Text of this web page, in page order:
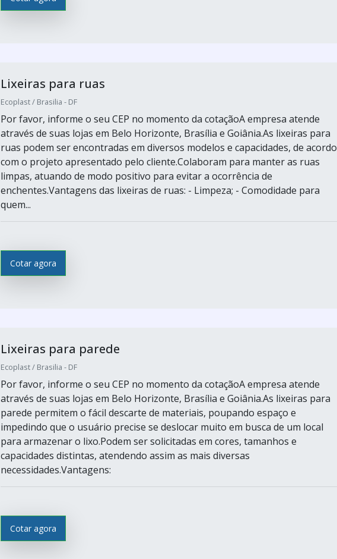
Lixeiras para ruas
Ecoplast / Brasilia - DF
Por favor, informe o seu CEP no momento da cotaçãoA empresa atende
através de suas lojas em Belo Horizonte, Brasília e Goiânia.As lixeiras para
ruas podem ser encontradas em diversos modelos e capacidades, de acordo
com o projeto apresentado pelo cliente.Colaboram para manter as ruas
limpas, atuando de modo positivo para evitar a ocorrência de
enchentes.Vantagens das lixeiras de ruas: - Limpeza; - Comodidade para
quem...
Cotar agora
Lixeiras para parede
Ecoplast / Brasilia - DF
Por favor, informe o seu CEP no momento da cotaçãoA empresa atende
através de suas lojas em Belo Horizonte, Brasília e Goiânia.As lixeiras para
parede permitem o fácil descarte de materiais, poupando espaço e
impedindo que o usuário precise se deslocar muito em busca de um local
para armazenar o lixo.Podem ser solicitadas em cores, tamanhos e
capacidades distintas, atendendo assim as mais diversas
necessidades.Vantagens:
Cotar agora